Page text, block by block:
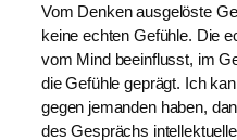
Vom Denken ausgelöste
keine echten Gefühle. Die
vom Mind beeinflusst, im
die Gefühle geprägt. Ich
gegen jemanden haben,
des Gesprächs